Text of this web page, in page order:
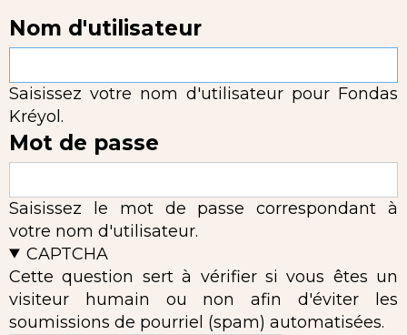
Nom d'utilisateur
Saisissez votre nom d'utilisateur pour Fondas
Kréyol.
Mot de passe
Saisissez le mot de passe correspondant à
votre nom d'utilisateur.
CAPTCHA
Cette question sert à vérifier si vous êtes un
visiteur humain ou non afin d'éviter les
soumissions de pourriel (spam) automatisées.